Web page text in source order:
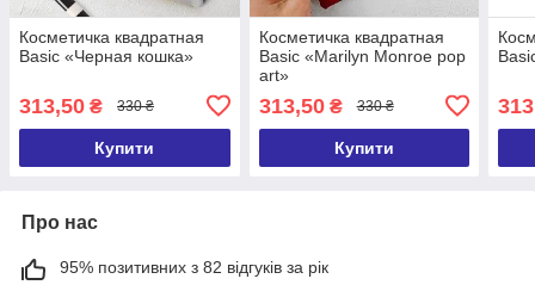
Косметичка квадратная
Basic «Черная кошка»
313,50 ₴ 330 ₴
Купити
Косметичка квадратная
Basic «Marilyn Monroe pop
art»
313,50₴ 330 ₴
Купити
Про нас
95% позитивних з 82 відгуків за рік